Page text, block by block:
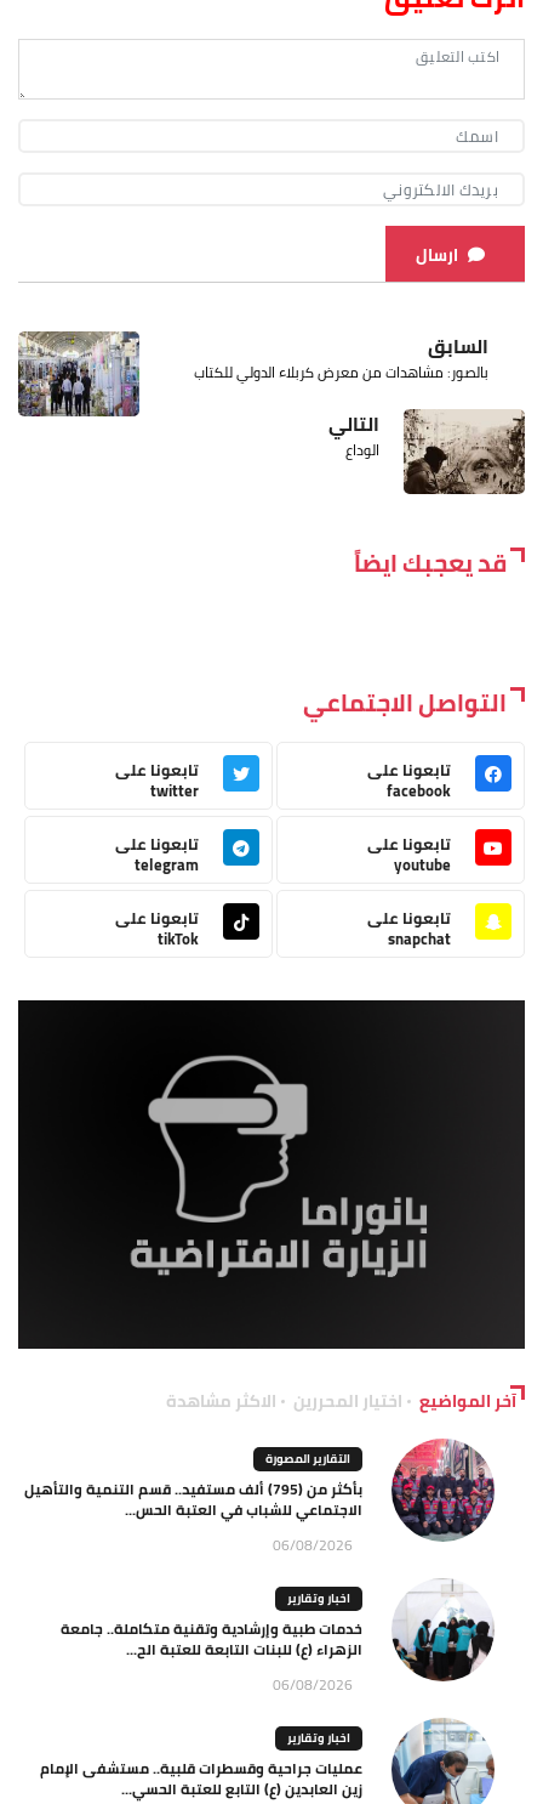
ارسال
السابق
بالصور: مشاهدات من معرض كربلاء الدولي للكتاب
التالي
الوداع
قد يعجبك ايضاً
التواصل الاجتماعي
تابعونا على
facebook
تابعونا على
twitter
تابعونا على
youtube
تابعونا على
telegram
تابعونا على
snapchat
تابعونا على
tikTok
آخر المواضيع اختيار المحررين الاكثر مشاهدة
التقارير المصورة
بأكثر من (795) ألف مستفيد.. قسم التنمية والتأهيل
الاجتماعي للشباب في العتبة الحس...
06/08/2026
اخبار وتقارير
خدمات طبية وإرشادية وتقنية متكاملة.. جامعة
الزهراء (ع) للبنات التابعة للعتبة الح...
06/08/2026
اخبار وتقارير
عمليات جراحية وقسطرات قلبية.. مستشفى الإمام
زين العابدين (ع) التابع للعتبة الحسي...